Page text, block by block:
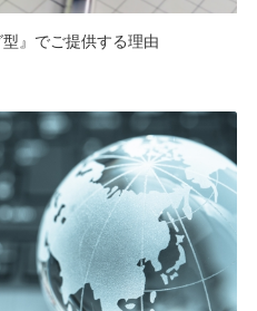
』でご提供する理由